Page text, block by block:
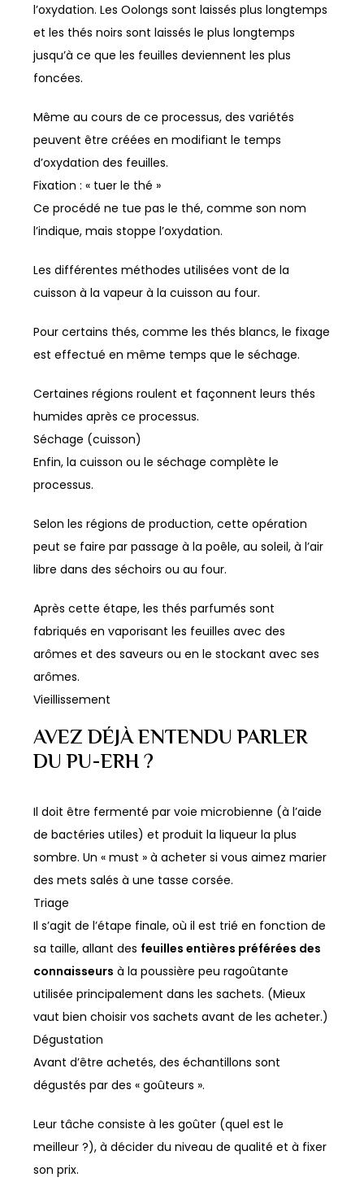
l’oxydation. Les Oolongs sont laissés plus longtemps
et les thés noirs sont laissés le plus longtemps
jusqu’à ce que les feuilles deviennent les plus
foncées.
Même au cours de ce processus, des variétés
peuvent être créées en modifiant le temps
d’oxydation des feuilles.
Fixation : « tuer le thé »
Ce procédé ne tue pas le thé, comme son nom
l’indique, mais stoppe l’oxydation.
Les différentes méthodes utilisées vont de la
cuisson à la vapeur à la cuisson au four.
Pour certains thés, comme les thés blancs, le fixage
est effectué en même temps que le séchage.
Certaines régions roulent et façonnent leurs thés
humides après ce processus.
Séchage (cuisson)
Enfin, la cuisson ou le séchage complète le
processus.
Selon les régions de production, cette opération
peut se faire par passage à la poêle, au soleil, à l’air
libre dans des séchoirs ou au four.
Après cette étape, les thés parfumés sont
fabriqués en vaporisant les feuilles avec des
arômes et des saveurs ou en le stockant avec ses
arômes.
Vieillissement
AVEZ DÉJÀ ENTENDU PARLER
DU PU-ERH ?
Il doit être fermenté par voie microbienne (à l’aide
de bactéries utiles) et produit la liqueur la plus
sombre. Un « must » à acheter si vous aimez marier
des mets salés à une tasse corsée.
Triage
Il s’agit de l’étape finale, où il est trié en fonction de
sa taille, allant des feuilles entières préférées des
connaisseurs à la poussière peu ragoûtante
utilisée principalement dans les sachets. (Mieux
vaut bien choisir vos sachets avant de les acheter.)
Dégustation
Avant d’être achetés, des échantillons sont
dégustés par des « goûteurs ».
Leur tâche consiste à les goûter (quel est le
meilleur ?), à décider du niveau de qualité et à fixer
son prix.